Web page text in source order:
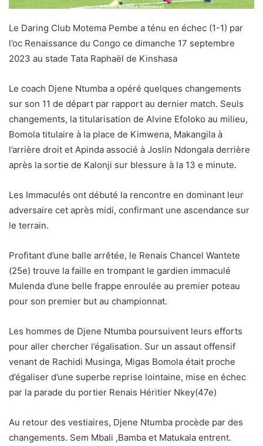
Le Daring Club Motema Pembe a ténu en échec (1-1) par
l’oc Renaissance du Congo ce dimanche 17 septembre
2023 au stade Tata Raphaël de Kinshasa
Le coach Djene Ntumba a opéré quelques changements
sur son 11 de départ par rapport au dernier match. Seuls
changements, la titularisation de Alvine Efoloko au milieu,
Bomola titulaire à la place de Kimwena, Makangila à
l’arrière droit et Apinda associé à Joslin Ndongala derrière
après la sortie de Kalonji sur blessure à la 13 e minute.
Les Immaculés ont débuté la rencontre en dominant leur
adversaire cet après midi, confirmant une ascendance sur
le terrain.
Profitant d’une balle arrêtée, le Renais Chancel Wantete
(25e) trouve la faille en trompant le gardien immaculé
Mulenda d’une belle frappe enroulée au premier poteau
pour son premier but au championnat.
Les hommes de Djene Ntumba poursuivent leurs efforts
pour aller chercher l’égalisation. Sur un assaut offensif
venant de Rachidi Musinga, Migas Bomola était proche
d’égaliser d’une superbe reprise lointaine, mise en échec
par la parade du portier Renais Héritier Nkey(47e)
Au retour des vestiaires, Djene Ntumba procède par des
changements. Sem Mbali ,Bamba et Matukala entrent.